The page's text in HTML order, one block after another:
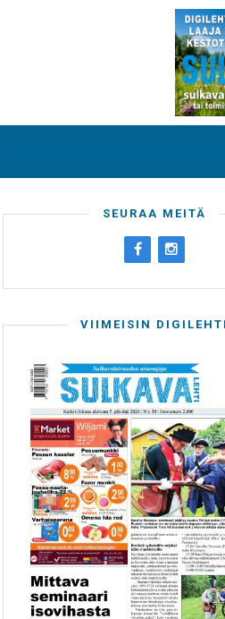
SEURAA MEITÄ
VIIMEISIN DIGILEHTI